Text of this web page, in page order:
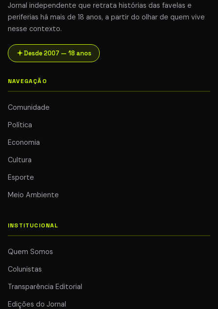
Jornal independente que retrata histórias das favelas e
periferias há mais de 18 anos, a partir do olhar de quem vive
nesse contexto.
Desde 2007 — 18 anos
NAVEGAÇÃO
Comunidade
Política
Economia
Cultura
Esporte
Meio Ambiente
INSTITUCIONAL
Quem Somos
Colunistas
Transparência Editorial
Edições do Jornal